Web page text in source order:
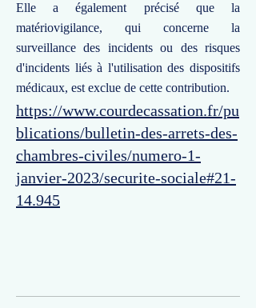
Elle a également précisé que la
matériovigilance, qui concerne la
surveillance des incidents ou des risques
d'incidents liés à l'utilisation des dispositifs
médicaux, est exclue de cette contribution.
https://www.courdecassation.fr/pu
blications/bulletin-des-arrets-des-
chambres-civiles/numero-1-
janvier-2023/securite-sociale#21-
14.945